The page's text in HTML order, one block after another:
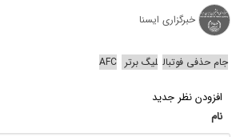
خبرگزاری ایسنا
جام حذفی فوتبال لیگ برتر AFC
افزودن نظر جدید
نام